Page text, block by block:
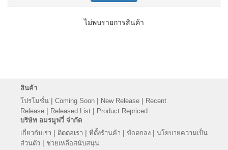
ไม่พบรายการสินค้า
สินค้า
โปรโมชั่น | Coming Soon | New Release | Recent
Release | Released List | Product Repriced
บริษัท อมรมูฟวี่ จำกัด
เกี่ยวกับเรา | ติดต่อเรา | ที่ตั้งร้านค้า | ข้อตกลง | นโยบายความเป็น
ส่วนตัว | ช่วยเหลือสนับสนุน